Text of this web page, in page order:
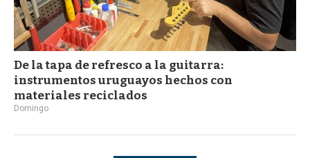
De la tapa de refresco a la guitarra:
instrumentos uruguayos hechos con
materiales reciclados
Domingo